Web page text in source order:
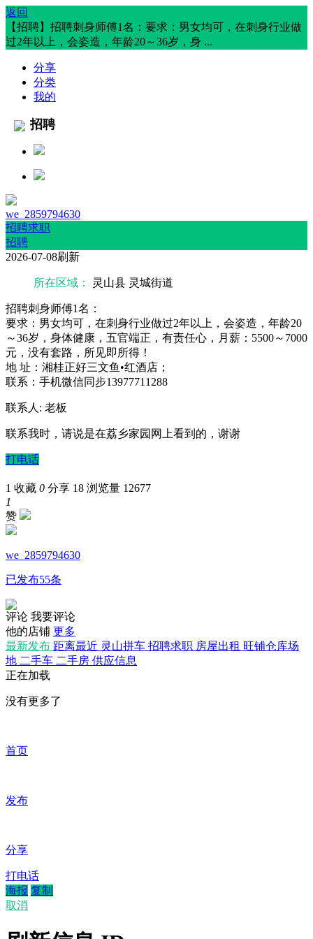
返回
【招聘】招聘刺身师傅1名：要求：男女均可，在刺身行业做
过2年以上，会姿造，年龄20～36岁，身 ...
分享
分类
我的
招聘
we_2859794630
招聘求职
招聘
2026-07-08刷新
所在区域： 灵山县 灵城街道
招聘刺身师傅1名：
要求：男女均可，在刺身行业做过2年以上，会姿造，年龄20
～36岁，身体健康，五官端正，有责任心，月薪：5500～7000
元，没有套路，所见即所得！
地 址：湘桂正好三文鱼•红酒店；
联系：手机微信同步13977711288
联系人: 老板
联系我时，请说是在荔乡家园网上看到的，谢谢
打电话
1 收藏 0 分享 18 浏览量 12677
1
赞
we_2859794630
已发布55条
评论 我要评论
他的店铺 更多
最新发布 距离最近 灵山拼车 招聘求职 房屋出租 旺铺仓库场
地 二手车 二手房 供应信息
正在加载
没有更多了
首页
发布
分享
打电话
海报 复制
取消